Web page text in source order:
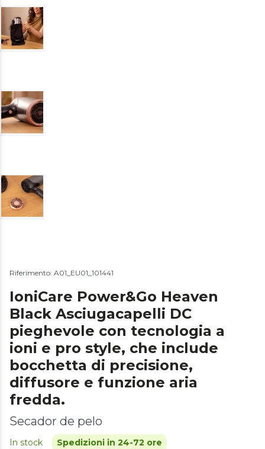
Riferimento: A01_EU01_101441
IoniCare Power&Go Heaven
Black Asciugacapelli DC
pieghevole con tecnologia a
ioni e pro style, che include
bocchetta di precisione,
diffusore e funzione aria
fredda.
Secador de pelo
In stock Spedizioni in 24-72 ore